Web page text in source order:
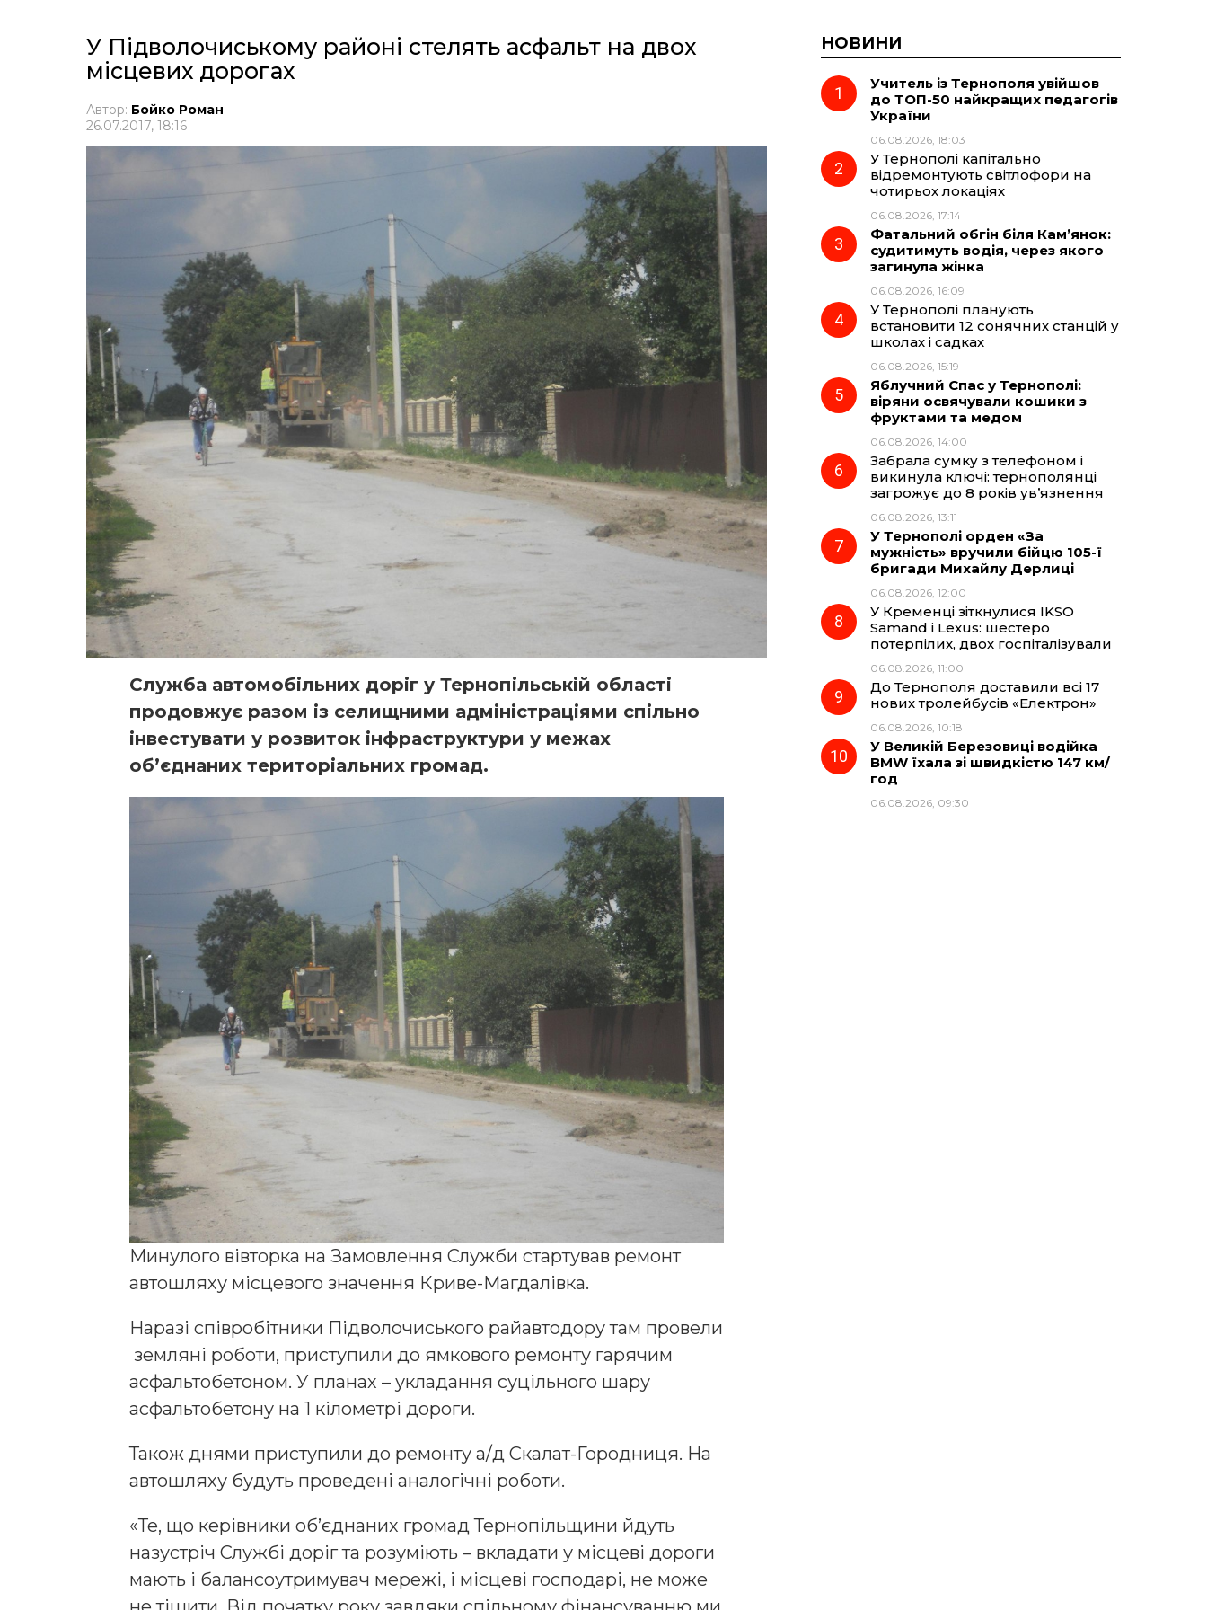
У Підволочиському районі стелять асфальт на двох
місцевих дорогах
Автор: Бойко Роман
26.07.2017, 18:16
Служба автомобільних доріг у Тернопільській області
продовжує разом із селищними адміністраціями спільно
інвестувати у розвиток інфраструктури у межах
об’єднаних територіальних громад.
Минулого вівторка на Замовлення Служби стартував ремонт
автошляху місцевого значення Криве-Магдалівка.
Наразі співробітники Підволочиського райавтодору там провели
земляні роботи, приступили до ямкового ремонту гарячим
асфальтобетоном. У планах – укладання суцільного шару
асфальтобетону на 1 кілометрі дороги.
Також днями приступили до ремонту а/д Скалат-Городниця. На
автошляху будуть проведені аналогічні роботи.
«Те, що керівники об’єднаних громад Тернопільщини йдуть
назустріч Службі доріг та розуміють – вкладати у місцеві дороги
мають і балансоутримувач мережі, і місцеві господарі, не може
НОВИНИ
Учитель із Тернополя увійшов
до ТОП-50 найкращих педагогів
України
06.08.2026, 18:03
У Тернополі капітально
відремонтують світлофори на
чотирьох локаціях
06.08.2026, 17:14
Фатальний обгін біля Кам’янок:
судитимуть водія, через якого
загинула жінка
06.08.2026, 16:09
У Тернополі планують
встановити 12 сонячних станцій у
школах і садках
06.08.2026, 15:19
Яблучний Спас у Тернополі:
віряни освячували кошики з
фруктами та медом
06.08.2026, 14:00
Забрала сумку з телефоном і
викинула ключі: тернополянці
загрожує до 8 років ув’язнення
06.08.2026, 13:11
У Тернополі орден «За
мужність» вручили бійцю 105-ї
бригади Михайлу Дерлиці
06.08.2026, 12:00
У Кременці зіткнулися IKSO
Samand і Lexus: шестеро
потерпілих, двох госпіталізували
06.08.2026, 11:00
До Тернополя доставили всі 17
нових тролейбусів «Електрон»
06.08.2026, 10:18
У Великій Березовиці водійка
BMW їхала зі швидкістю 147 км/
год
06.08.2026, 09:30